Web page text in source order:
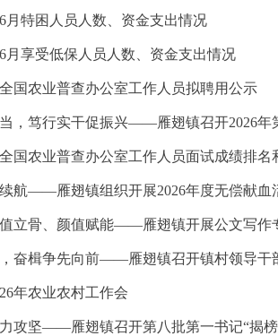
月特困人员人数、资金支出情况
月享受低保人员人数、资金支出情况
国农业普查办公室工作人员拟聘用公示
笃行实干促振兴——雁翅镇召开2026年第5次工作例
农业普查办公室工作人员面试成绩排名和体检安排公
航——雁翅镇组织开展2026年度无偿献血
立骨、颜值赋能——雁翅镇开展公文写作专题培
楫争先向前——雁翅镇召开镇村领导干部专题座谈
年农业农村工作会
——雁翅镇召开第八批第一书记“揭榜挂帅”工作推进会